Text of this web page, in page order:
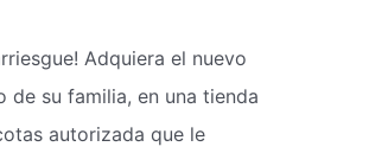
Adquiera el nuevo
de su familia, en una tienda
autorizada que le